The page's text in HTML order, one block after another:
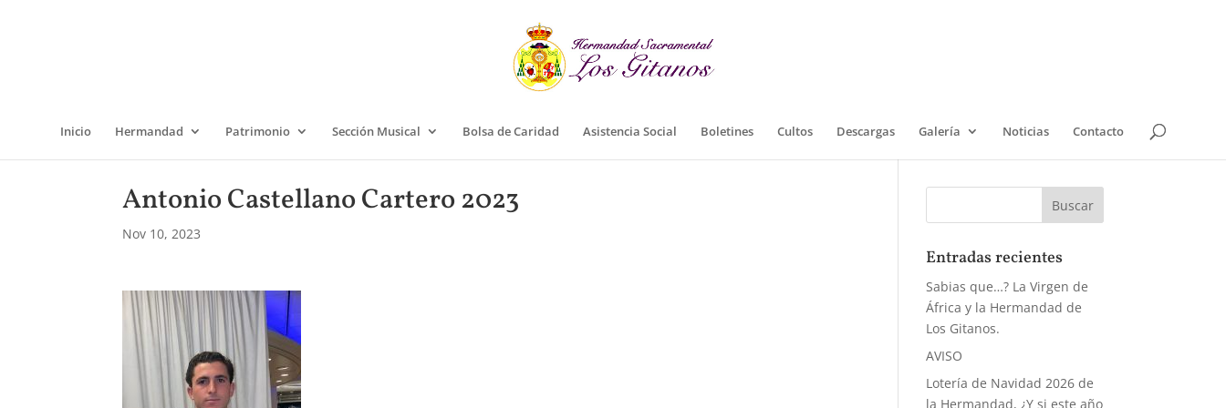
Inicio Hermandad Patrimonio Sección Musical Bolsa de Caridad Asistencia Social Boletines Cultos Descargas Galería Noticias Contacto
Antonio Castellano Cartero 2023
Nov 10, 2023
Entradas recientes
Sabias que…? La Virgen de
África y la Hermandad de
Los Gitanos.
AVISO
Lotería de Navidad 2026 de
la Hermandad, ¿Y si este año